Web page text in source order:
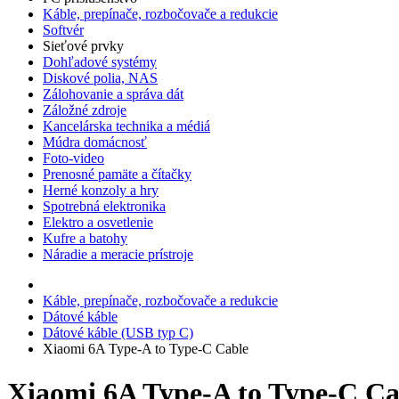
Káble, prepínače, rozbočovače a redukcie
Softvér
Sieťové prvky
Dohľadové systémy
Diskové polia, NAS
Zálohovanie a správa dát
Záložné zdroje
Kancelárska technika a médiá
Múdra domácnosť
Foto-video
Prenosné pamäte a čítačky
Herné konzoly a hry
Spotrebná elektronika
Elektro a osvetlenie
Kufre a batohy
Náradie a meracie prístroje
Káble, prepínače, rozbočovače a redukcie
Dátové káble
Dátové káble (USB typ C)
Xiaomi 6A Type-A to Type-C Cable